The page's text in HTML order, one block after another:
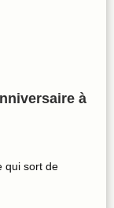
à
qui sort de